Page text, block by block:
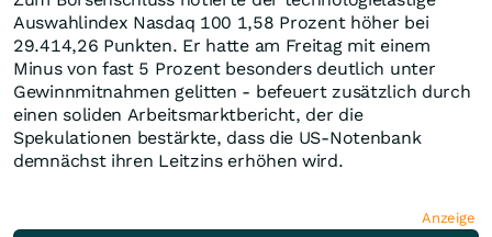
Auswahlindex Nasdaq 100 1,58 Prozent höher bei
29.414,26 Punkten. Er hatte am Freitag mit einem
Minus von fast 5 Prozent besonders deutlich unter
Gewinnmitnahmen gelitten - befeuert zusätzlich durch
einen soliden Arbeitsmarktbericht, der die
Spekulationen bestärkte, dass die US-Notenbank
demnächst ihren Leitzins erhöhen wird.
Anzeige